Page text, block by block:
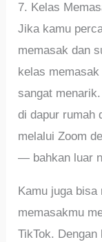
7. Kelas
Jika kamu
memasak dan
kelas
sangat
di dapur rumah
melalui Zoom
— bahkan luar
Kamu juga bisa
memasakmu
TikTok.